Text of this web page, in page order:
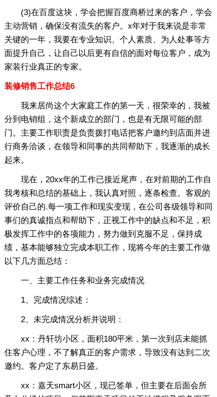
(3)在百度这块，学会把握百度商桥过来的客户，学会
主动营销，确保没有流失的客户。x年对于我来说是非常
关键的一年，我要在专业知识、个人素质、为人处事等方
面提升自己，让自己以后更有自信的面对每位客户，成为
家装行业真正的专家。
装修销售工作总结6
我来居尚这个大家庭工作的第一天，很荣幸的，我被
分到电销组，这个新成立的部门，也是有无限可能的部
门。主要工作职责是负责拨打电话把客户邀约到店面并进
行商务洽谈，在领导和同事的共同帮助下，我逐渐的成长
起来。
现在，20xx年的工作已接近尾声，在对前期的工作自
我考核和总结的基础上，我认真对照，逐条检查。客观的
评价自己的.每一项工作和现实变现，在公司各级领导和同
事们的真诚指点和帮助下，正视工作中的缺点和不足，积
极发挥工作中的各项能力，努力做到克服不足，保持成
绩，基本能够独立完成本职工作，现将今年的主要工作做
以下几方面总结：
一、主要工作任务和业务完成情况
1、完成情况综述：
2、未完成情况分析并说明：
xx：丹轩坊小区，面积180平米，第一次到店未能抓
住客户心理，不了解真正的客户需求，导致没有达到二次
邀约。客户定了东易日盛。
xx：嘉天smart小区，现已签单，但主要在后面会所